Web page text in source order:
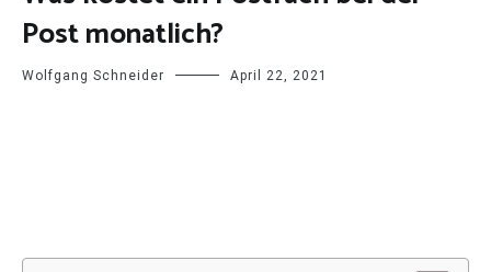
Post monatlich?
Wolfgang Schneider April 22, 2021